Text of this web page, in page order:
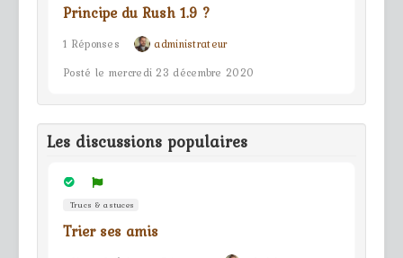
Principe du Rush 1.9 ?
1 Réponses
administrateur
Posté le mercredi 23 décembre 2020
Les discussions populaires
Trucs & astuces
Trier ses amis